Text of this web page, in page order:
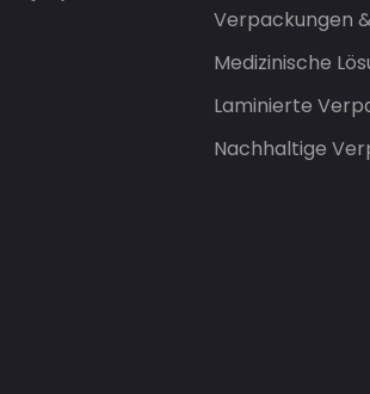
Verpackungen
Medizinische
Laminierte
Nachhaltige